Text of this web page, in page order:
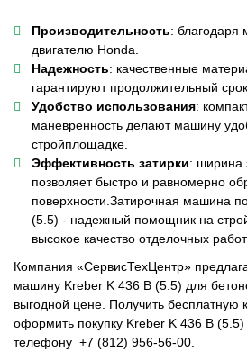
Производительность:
двигателю Honda.
Надежность: качественные
гарантируют продолжительный
Удобство использования:
маневренность делают машину
стройплощадке.
Эффективность затирки: ширина
позволяет быстро и равномерно
поверхности.Затирочная машина
(5.5) - надежный помощник на
высокое качество отделочных
Компания «СервисТехЦентр»
машину Kreber K 436 B (5.5) для
выгодной цене. Получить бесплатную
оформить покупку Kreber K 436 B
телефону +7 (812) 956-56-00.